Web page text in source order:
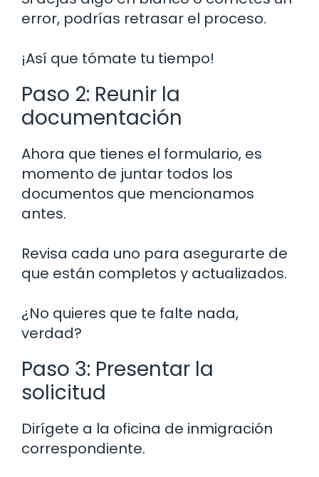
error, podrías retrasar el proceso.
¡Así que tómate tu tiempo!
Paso 2: Reunir la
documentación
Ahora que tienes el formulario, es
momento de juntar todos los
documentos que mencionamos
antes.
Revisa cada uno para asegurarte de
que están completos y actualizados.
¿No quieres que te falte nada,
verdad?
Paso 3: Presentar la
solicitud
Dirígete a la oficina de inmigración
correspondiente.